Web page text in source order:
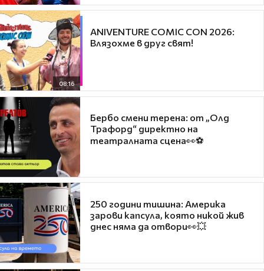
08:16
ANIVENTURE COMIC CON 2026:
Влязохме в друг свят!
Бербо смени терена: от „Олд
Трафорд“ директно на
театралната сцена👀⚽
250 години тишина: Америка
зарови капсула, която никой жив
днес няма да отвори👀💥